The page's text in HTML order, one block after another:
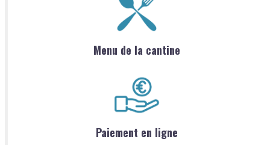
Menu de la cantine
Paiement en ligne